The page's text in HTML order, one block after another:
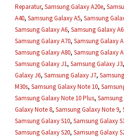
Reparatur, Samsung Galaxy A20e,
A40, Samsung Galaxy A5, Samsung
Samsung Galaxy A6, Samsung Galaxy
Samsung Galaxy A70, Samsung Galaxy
Samsung Galaxy A80, Samsung Galaxy
Samsung Galaxy J1, Samsung Galaxy J3,
Galaxy J6, Samsung Galaxy J7,
M30s, Samsung Galaxy Note 10,
Samsung Galaxy Note 10 Plus,
Galaxy Note 8, Samsung Galaxy Note 9,
Samsung Galaxy S10, Samsung Galaxy
Samsung Galaxy S20, Samsung Galaxy